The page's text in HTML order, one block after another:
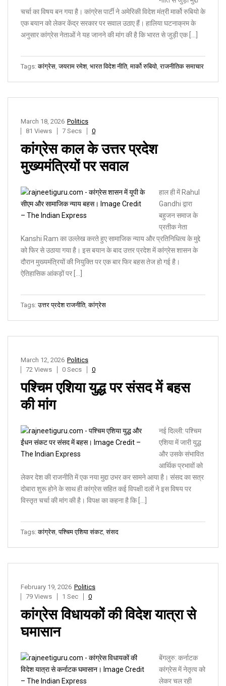
चर्चा का विषय बन गया है। कांग्रेस पार्टी ने अमेरिकी विदेश मंत्री मार्को रुबियो के
एक बयान को लेकर केंद्र सरकार पर सवाल उठाए हैं। हालिया घटनाक्रम के
अनुसार कांग्रेस नेताओं ने यह जानने की मांग की है कि भारत से जुड़ी एक […]
Tags:कांग्रेस ,जयराम रमेश, भारत विदेश नीति,मार्को रुबियो ,राजनीतिक समाचार
Politics
March 18, 2026
81 Views
7 Secs 0
कांग्रेस काल के उत्तर प्रदेश
मुख्यमंत्रियों पर सवाल
हाल ही में Rahul
Gandhi द्वारा
बहुजन समाज के
प्रतीक नेता
Kanshi Ram का उल्लेख करते हुए सामाजिक न्याय और प्रतिनिधित्व के मुद्दे
को फिर से उठाया गया है। इस बयान के बाद उत्तर प्रदेश में कांग्रेस शासन के
दौरान मुख्यमंत्रियों की नियुक्ति पर एक बार फिर बहस तेज हो गई है।
ऐतिहासिक आंकड़ों पर […]
Tags:उत्तर प्रदेश राजनीति,कांग्रेस
Politics
March 12, 2026
72 Views
0 Secs 0
पश्चिम एशिया युद्ध पर संसद में बहस
की मांग
नई दिल्ली: पश्चिम
एशिया में जारी युद्ध
और उसके संभावित
आर्थिक प्रभावों को
लेकर देश की राजनीति में एक नया मुद्दा उभर कर सामने आया है। संसद का सत्र
दोबारा शुरू होने के साथ ही कांग्रेस सहित कई विपक्षी दलों ने इस विषय पर
विस्तृत चर्चा की मांग की है। विपक्ष का कहना है कि […]
Tags:कांग्रेस ,पश्चिम एशिया संकट,संसद
Politics
February 19, 2026
79 Views
1 Sec 0
कांग्रेस विधायकों की विदेश यात्रा से
घमासान
बेंगलुरु: कर्नाटक
कांग्रेस में नेतृत्व को
लेकर चल रही